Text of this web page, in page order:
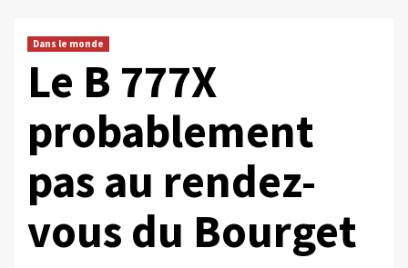
Dans le monde
Le B 777X
probablement
pas au rendez-
vous du Bourget